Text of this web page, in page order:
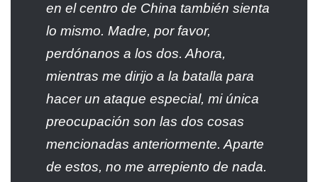
en el centro de China también sienta
lo mismo. Madre, por favor,
perdónanos a los dos. Ahora,
mientras me dirijo a la batalla para
hacer un ataque especial, mi única
preocupación son las dos cosas
mencionadas anteriormente. Aparte
de estos, no me arrepiento de nada.